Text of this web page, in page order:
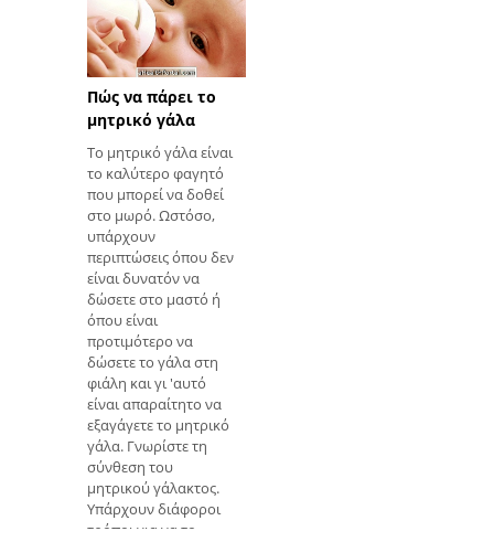
και τα πόδια μπορεί
να είνα
Πώς να πάρει το
μητρικό γάλα
Το μητρικό γάλα είναι
το καλύτερο φαγητό
που μπορεί να δοθεί
στο μωρό. Ωστόσο,
υπάρχουν
περιπτώσεις όπου δεν
είναι δυνατόν να
δώσετε στο μαστό ή
όπου είναι
προτιμότερο να
δώσετε το γάλα στη
φιάλη και γι 'αυτό
είναι απαραίτητο να
εξαγάγετε το μητρικό
γάλα. Γνωρίστε τη
σύνθεση του
μητρικού γάλακτος.
Υπάρχουν διάφοροι
τρόποι για να το